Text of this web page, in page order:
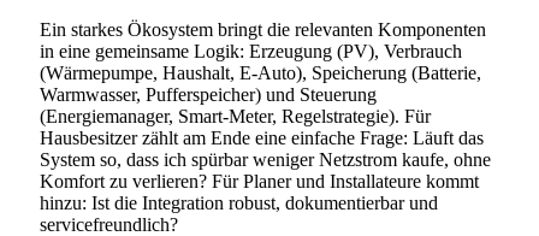
Ein starkes Ökosystem bringt die relevanten Komponenten
in eine gemeinsame Logik: Erzeugung (PV), Verbrauch
(Wärmepumpe, Haushalt, E-Auto), Speicherung (Batterie,
Warmwasser, Pufferspeicher) und Steuerung
(Energiemanager, Smart-Meter, Regelstrategie). Für
Hausbesitzer zählt am Ende eine einfache Frage: Läuft das
System so, dass ich spürbar weniger Netzstrom kaufe, ohne
Komfort zu verlieren? Für Planer und Installateure kommt
hinzu: Ist die Integration robust, dokumentierbar und
servicefreundlich?